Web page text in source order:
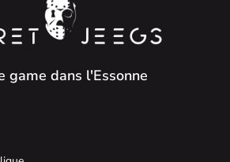
game dans l'Essonne